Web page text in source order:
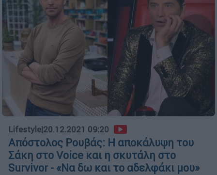
Lifestyle|20.12.2021 09:20
Απόστολος Ρουβάς: Η αποκάλυψη του
Σάκη στο Voice και η σκυτάλη στο
Survivor - «Να δω και το αδελφάκι μου»